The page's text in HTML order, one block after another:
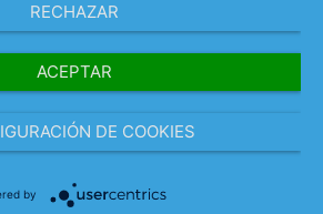
RECHAZAR
ACEPTAR
DE COOKIES
by